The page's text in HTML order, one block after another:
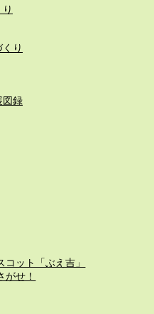
り
図録
ット「ぶえ吉」
せ！